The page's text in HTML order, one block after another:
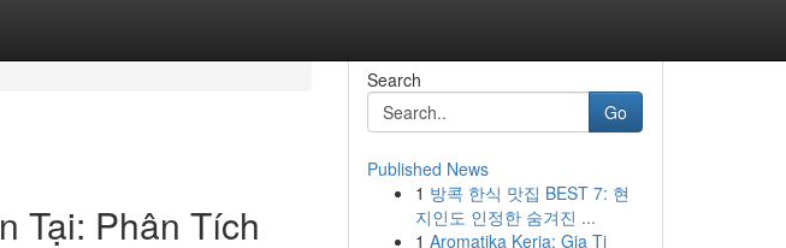
Tại: Phân Tích
Search
Go
Published News
1 방콕 한식 맛집 BEST 7: 현
지인도 인정한 숨겨진 ...
1 Aromatika Keria: Gia Ti